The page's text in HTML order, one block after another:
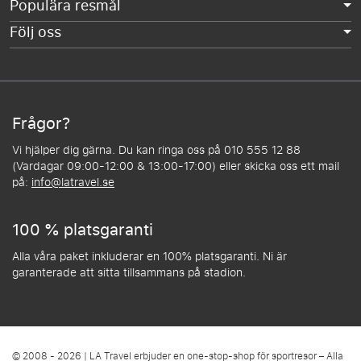
Populära resmål
Följ oss
Frågor?
Vi hjälper dig gärna. Du kan ringa oss på 010 555 12 88
(Vardagar 09:00-12:00 & 13:00-17:00) eller skicka oss ett mail
på: info@latravel.se
100 % platsgaranti
Alla våra paket inkluderar en 100% platsgaranti. Ni är
garanterade att sitta tillsammans på stadion.
© 2008 - 2026 | LA Travel erbjuder en one-stop-shop för sportresor – Alla